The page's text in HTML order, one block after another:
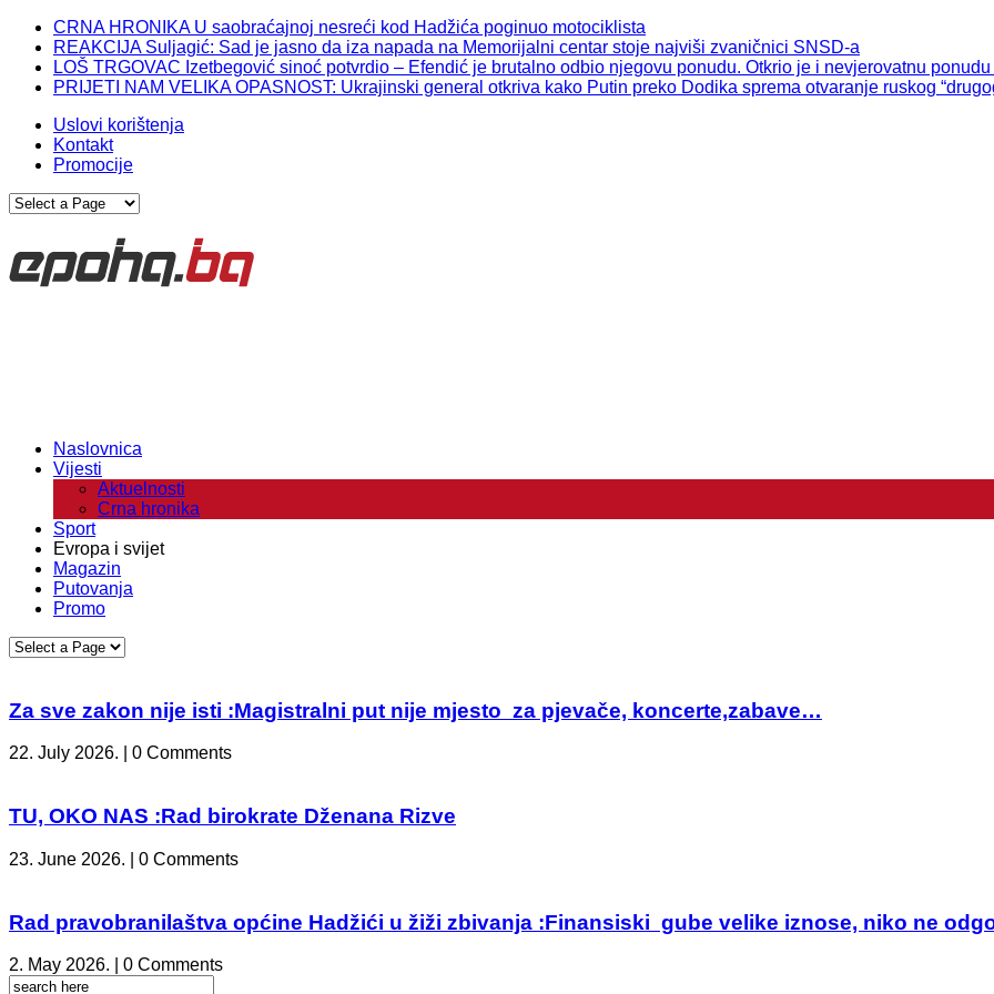
CRNA HRONIKA U saobraćajnoj nesreći kod Hadžića poginuo motociklista
REAKCIJA Suljagić: Sad je jasno da iza napada na Memorijalni centar stoje najviši zvaničnici SNSD-a
LOŠ TRGOVAC Izetbegović sinoć potvrdio – Efendić je brutalno odbio njegovu ponudu. Otkrio je i nevjerovatnu
PRIJETI NAM VELIKA OPASNOST: Ukrajinski general otkriva kako Putin preko Dodika sprema otvaranje ruskog
Uslovi korištenja
Kontakt
Promocije
Naslovnica
Vijesti
Aktuelnosti
Crna hronika
Sport
Evropa i svijet
Magazin
Putovanja
Promo
Za sve zakon nije isti :Magistralni put nije mjesto za pjevače, koncerte,zabave…
22. July 2026. | 0 Comments
TU, OKO NAS :Rad birokrate Dženana Rizve
23. June 2026. | 0 Comments
Rad pravobranilaštva općine Hadžići u žiži zbivanja :Finansiski gube velike iznose, niko ne
2. May 2026. | 0 Comments